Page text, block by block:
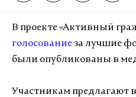
В проекте «Активный
голосованиеза лучшие
были опубликованы в
Участникам предлагают